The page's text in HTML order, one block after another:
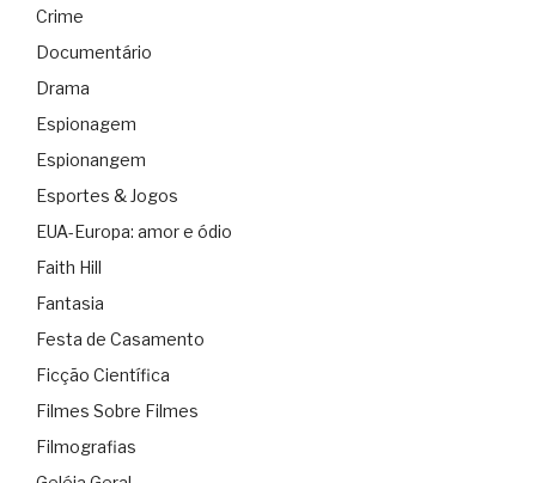
Crime
Documentário
Drama
Espionagem
Espionangem
Esportes & Jogos
EUA-Europa: amor e ódio
Faith Hill
Fantasia
Festa de Casamento
Ficção Científica
Filmes Sobre Filmes
Filmografias